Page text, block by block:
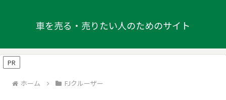
車を売る・売りたい人のためのサイト
PR
ホーム FJクルーザー